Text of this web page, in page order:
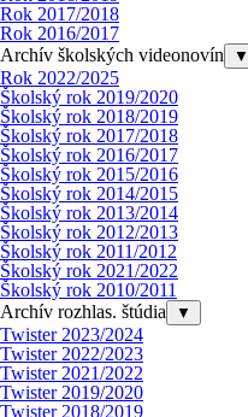
Rok 2017/2018
Rok 2016/2017
Archív školských videonovín
▼
Rok 2022/2025
Školský rok 2019/2020
Školský rok 2018/2019
Školský rok 2017/2018
Školský rok 2016/2017
Školský rok 2015/2016
Školský rok 2014/2015
Školský rok 2013/2014
Školský rok 2012/2013
Školský rok 2011/2012
Školský rok 2021/2022
Školský rok 2010/2011
Archív rozhlas. štúdia
▼
Twister 2023/2024
Twister 2022/2023
Twister 2021/2022
Twister 2019/2020
Twister 2018/2019